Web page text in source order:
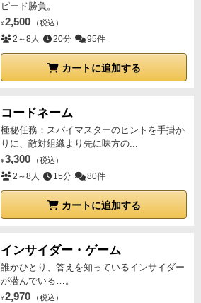
ピード勝負。
¥ 2,500 （税込）
2～8人 20分 95件
カートに追加する
コードネーム
極秘任務：スパイマスターのヒントを手掛か
りに、敵対組織より先に味方の...
¥ 3,300 （税込）
2～8人 15分 80件
カートに追加する
インサイダー・ゲーム
誰かひとり、答えを知っているインサイダー
が潜んでいる…。
¥ 2,970 （税込）